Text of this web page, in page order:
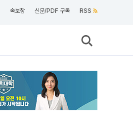
속보창 신문/PDF 구독 RSS